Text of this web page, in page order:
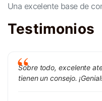
Una excelente base de
Testimonios
Sobre todo, excelente
tienen un consejo.